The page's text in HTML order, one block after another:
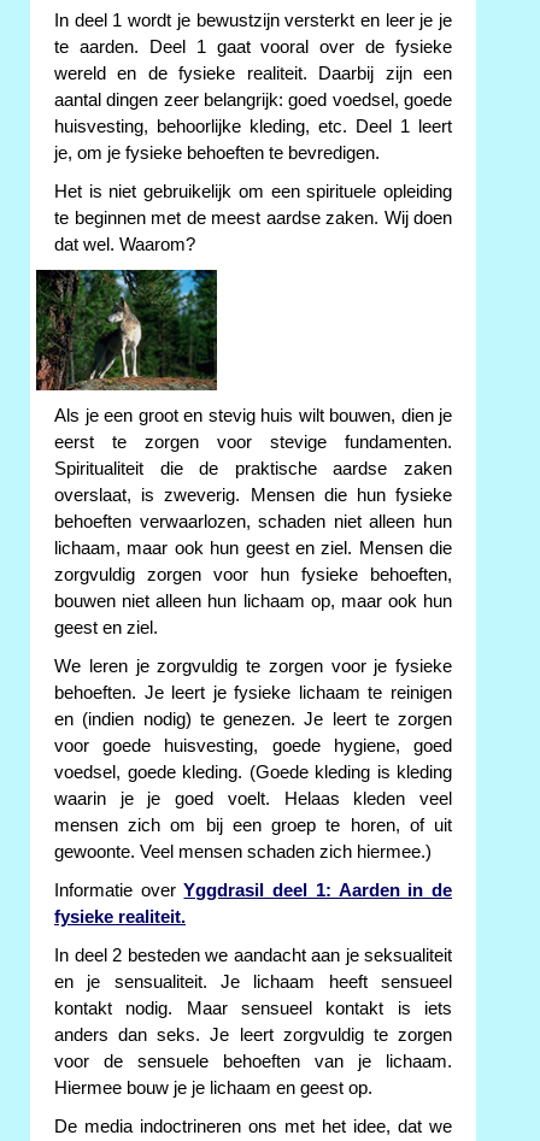
In deel 1 wordt je bewustzijn versterkt en leer je je
te aarden. Deel 1 gaat vooral over de fysieke
wereld en de fysieke realiteit. Daarbij zijn een
aantal dingen zeer belangrijk: goed voedsel, goede
huisvesting, behoorlijke kleding, etc. Deel 1 leert
je, om je fysieke behoeften te bevredigen.
Het is niet gebruikelijk om een spirituele opleiding
te beginnen met de meest aardse zaken. Wij doen
dat wel. Waarom?
Als je een groot en stevig huis wilt bouwen, dien je
eerst te zorgen voor stevige fundamenten.
Spiritualiteit die de praktische aardse zaken
overslaat, is zweverig. Mensen die hun fysieke
behoeften verwaarlozen, schaden niet alleen hun
lichaam, maar ook hun geest en ziel. Mensen die
zorgvuldig zorgen voor hun fysieke behoeften,
bouwen niet alleen hun lichaam op, maar ook hun
geest en ziel.
We leren je zorgvuldig te zorgen voor je fysieke
behoeften. Je leert je fysieke lichaam te reinigen
en (indien nodig) te genezen. Je leert te zorgen
voor goede huisvesting, goede hygiene, goed
voedsel, goede kleding. (Goede kleding is kleding
waarin je je goed voelt. Helaas kleden veel
mensen zich om bij een groep te horen, of uit
gewoonte. Veel mensen schaden zich hiermee.)
Informatie overYggdrasil deel 1: Aarden in de
fysieke realiteit.
In deel 2 besteden we aandacht aan je seksualiteit
en je sensualiteit. Je lichaam heeft sensueel
kontakt nodig. Maar sensueel kontakt is iets
anders dan seks. Je leert zorgvuldig te zorgen
voor de sensuele behoeften van je lichaam.
Hiermee bouw je je lichaam en geest op.
De media indoctrineren ons met het idee, dat we